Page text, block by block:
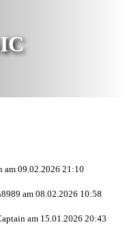
am 09.02.2026 21:10
am 08.02.2026 10:58
am 15.01.2026 20:43